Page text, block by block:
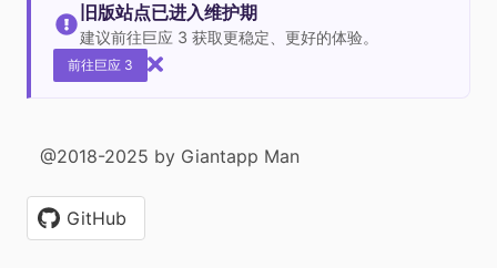
旧版站点已进入维护期
建议前往巨应 3 获取更稳定、更好的体验。
前往巨应 3
@2018-2025 by Giantapp Man
GitHub